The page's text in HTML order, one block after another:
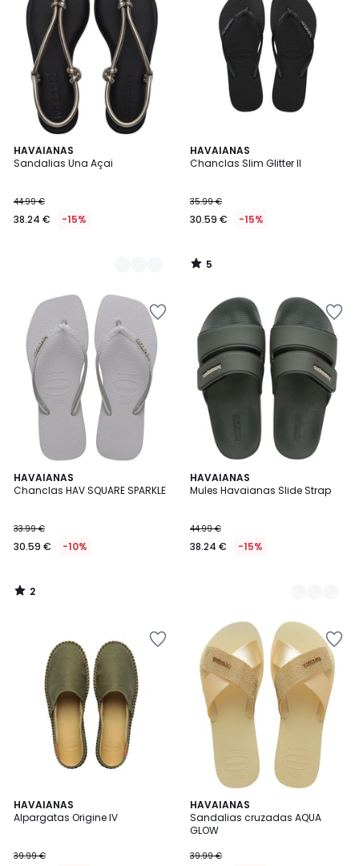
HAVAIANAS
Sandalias Una Açai
44.99 €
38.24 € -15%
2
Colores
HAVAIANAS
Chanclas Slim Glitter II
35.99 €
30.59 € -15%
5
/
5
/
HAVAIANAS
Chanclas HAV SQUARE SPARKLE
33.99 €
30.59 € -10%
2
/
2
/
HAVAIANAS
Mules Havaianas Slide Strap
44.99 €
38.24 € -15%
2
Colores
HAVAIANAS
Alpargatas Origine IV
39.99 €
3
/
HAVAIANAS
Sandalias cruzadas AQUA
GLOW
39.99 €